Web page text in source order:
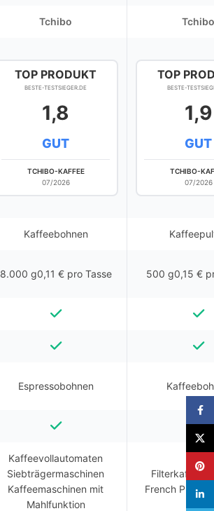
Tchibo Tchibo
TOP PRODUKT
BESTE-TESTSIEGER.DE
1,8
GUT
TCHIBO-KAFFEE
07/2026
TOP
BESTE-
1,9
GUT
TCHIBO-
07/2026
Kaffeebohnen
8.000 g0,11 € pro Tasse 500 g0,15 €
Espressobohnen
Kaffeevollautomaten
Siebträgermaschinen
Kaffeemaschinen mit
Mahlfunktion
French Press